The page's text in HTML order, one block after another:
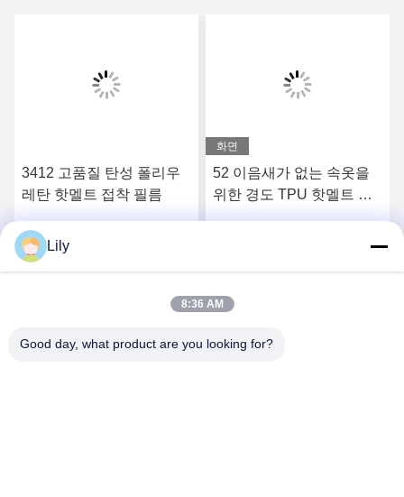
3412 고품질 탄성 폴리우
레탄 핫멜트 접착 필름
최상의 가격을 얻으세요
화면
52 이음새가 없는 속옷을
위한 경도 TPU 핫멜트 접
Lily
8:36 AM
Good day, what product are you looking for?